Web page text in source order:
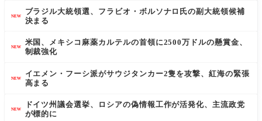
NEW
ブラジル大統領選、フラビオ・ボルソナロ氏の副大統領候補
決まる
NEW
米国、メキシコ麻薬カルテルの首領に2500万ドルの懸賞金、
制裁強化
NEW
イエメン・フーシ派がサウジタンカー2隻を攻撃、紅海の緊張
高まる
NEW
ドイツ州議会選挙、ロシアの偽情報工作が活発化、主流政党
が標的に